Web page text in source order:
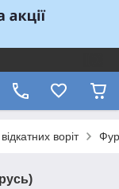
воріт